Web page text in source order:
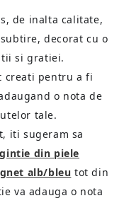
de inalta calitate,
decorat cu o
si gratiei.
creati pentru a fi
o nota de
tale.
iti sugeram sa
din piele
alb/bleu tot din
va adauga o nota